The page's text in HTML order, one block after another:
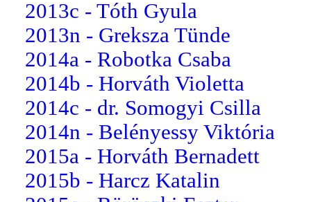
2013c - Tóth Gyula
2013n - Greksza Tünde
2014a - Robotka Csaba
2014b - Horváth Violetta
2014c - dr. Somogyi Csilla
2014n - Belényessy Viktória
2015a - Horváth Bernadett
2015b - Harcz Katalin